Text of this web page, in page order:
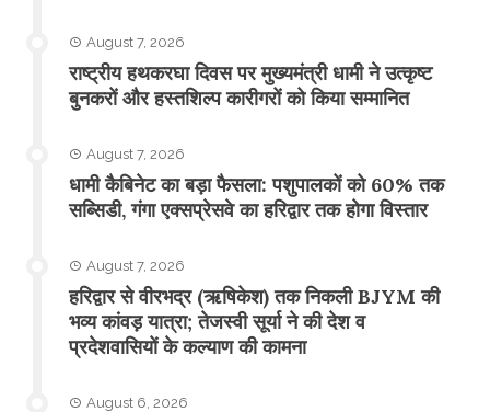
August 7, 2026
राष्ट्रीय हथकरघा दिवस पर मुख्यमंत्री धामी ने उत्कृष्ट
बुनकरों और हस्तशिल्प कारीगरों को किया सम्मानित
August 7, 2026
​धामी कैबिनेट का बड़ा फैसला: पशुपालकों को 60% तक
सब्सिडी, गंगा एक्सप्रेसवे का हरिद्वार तक होगा विस्तार
August 7, 2026
​हरिद्वार से वीरभद्र (ऋषिकेश) तक निकली BJYM की
भव्य कांवड़ यात्रा; तेजस्वी सूर्या ने की देश व
प्रदेशवासियों के कल्याण की कामना
August 6, 2026